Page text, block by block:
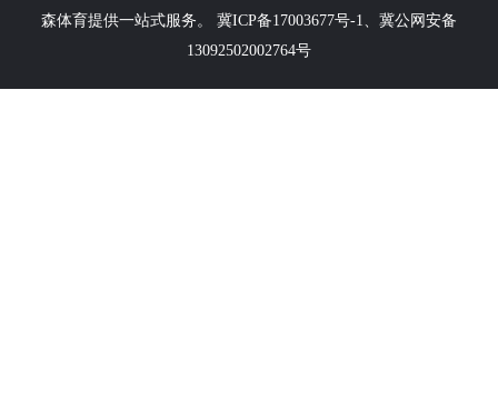
森体育提供一站式服务。 冀ICP备17003677号-1
冀公网安备
13092502002764号